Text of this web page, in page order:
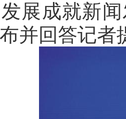
展成就新
并回答记